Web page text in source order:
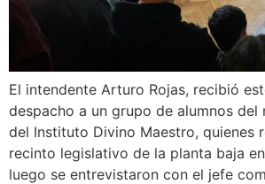
El intendente Arturo Rojas, recibió
despacho a un grupo de alumnos del
del Instituto Divino Maestro, quienes
recinto legislativo de la planta baja
luego se entrevistaron con el jefe